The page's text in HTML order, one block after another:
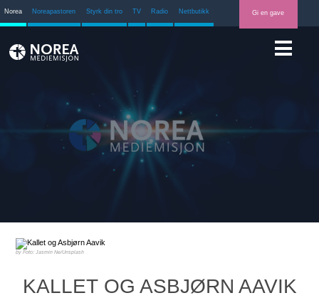
Norea Noreapastoren Styrk din tro TV Radio Nettbutikk Gi en gave
Foto: Jasmin Ne/Unsplash
KALLET OG ASBJØRN AAVIK